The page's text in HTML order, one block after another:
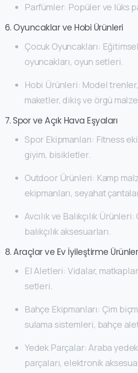
Parfümler: Popüler ve lüks
6. Oyuncaklar ve Hobi Ürünleri
Çocuk Oyuncakları:
oyuncakları, oyun setleri.
Hobi Ürünleri: Model
maketler, dikiş ve örgü
7. Spor ve Açık Hava Eşyaları
Spor Ekipmanları: Fitness
giyim, bisikletler.
Outdoor Ürünleri: Kamp
ekipmanları, seyahat
Avcılık ve Balıkçılık Ürünleri:
balıkçılık aksesuarları.
8. Araçlar ve Ev İyileştirme
El Aletleri: Vidalar,
setleri.
Bahçe Ekipmanları: Çim
sulama sistemleri, bahçe
Yedek Parçalar: Araba
parçaları, elektronik